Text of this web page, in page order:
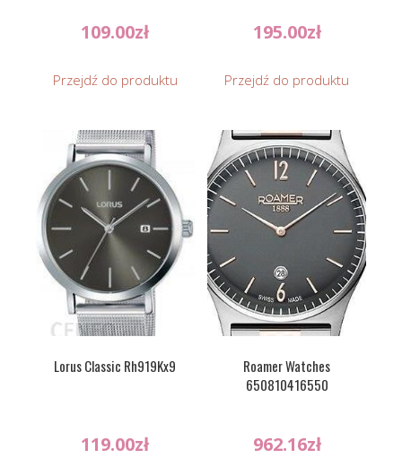
109.00zł
Przejdź do produktu
195.00zł
Przejdź do produktu
Lorus Classic Rh919Kx9
119.00zł
Roamer Watches
650810416550
962.16zł